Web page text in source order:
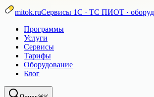
mitok.ruСервисы 1С · ТС ПИОТ ·
Программы
Услуги
Сервисы
Тарифы
Оборудование
Блог